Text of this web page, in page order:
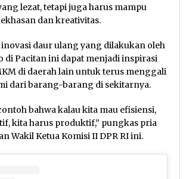
lezat, tetapi juga harus mampu
dan kreativitas.
daur ulang yang dilakukan oleh
di Pacitan ini dapat menjadi inspirasi
di daerah lain untuk terus menggali
dari barang-barang di sekitarnya.
bahwa kalau kita mau efisiensi,
kita harus produktif,” pungkas pria
Wakil Ketua Komisi II DPR RI ini.